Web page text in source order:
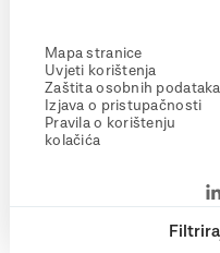
Mapa stranice
Uvjeti korištenja
Zaštita osobnih podataka
Izjava o pristupačnosti
Pravila o korištenju
kolačića